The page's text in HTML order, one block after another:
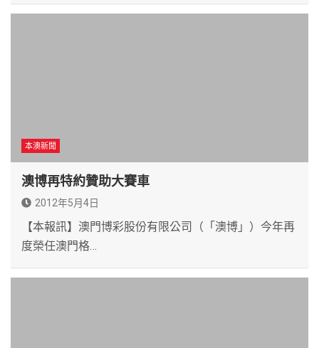
本澳新聞
澳博再特約贊助大賽車
2012年5月4日
【本報訊】澳門博彩股份有限公司（「澳博」）今年再
度榮任澳門格…